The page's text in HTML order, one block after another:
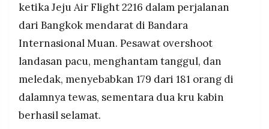
2026
RESOLUSI
MEDIA
PRAMUDITA
ketika Jeju Air Flight 2216 dalam perjalanan
dari Bangkok mendarat di Bandara
Internasional Muan. Pesawat overshoot
landasan pacu, menghantam tanggul, dan
meledak, menyebabkan 179 dari 181 orang di
dalamnya tewas, sementara dua kru kabin
berhasil selamat.